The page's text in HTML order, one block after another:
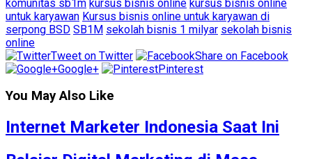
komunitas sb1m kursus bisnis online kursus bisnis online
untuk karyawan Kursus bisnis online untuk karyawan di
serpong BSD SB1M sekolah bisnis 1 milyar sekolah bisnis
online
Tweet on Twitter
Share on Facebook
Google+
Pinterest
You May Also Like
Internet Marketer Indonesia Saat Ini